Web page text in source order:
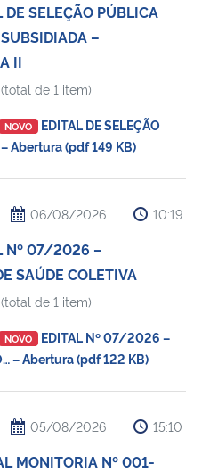
SELEÇÃO PÚBLICA
–
II
de 1 item)
NOVO EDITAL DE SELEÇÃO
Abertura (pdf 149 KB)
06/08/2026 10:19
Nº 07/2026 –
SAÚDE COLETIVA
de 1 item)
NOVO EDITAL Nº 07/2026 –
– Abertura (pdf 122 KB)
05/08/2026 15:10
MONITORIA Nº 001-